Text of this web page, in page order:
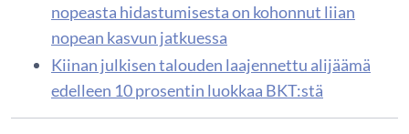
nopeasta hidastumisesta on kohonnut liian
nopean kasvun jatkuessa
Kiinan julkisen talouden laajennettu alijäämä
edelleen 10 prosentin luokkaa BKT:stä